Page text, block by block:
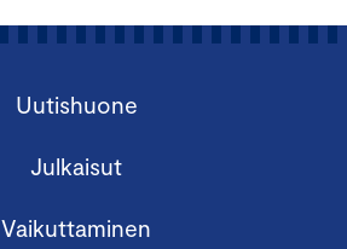
Uutishuone
Julkaisut
Vaikuttaminen